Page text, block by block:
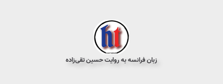
زبان فرانسه به روایت حسین تقی‌زاده